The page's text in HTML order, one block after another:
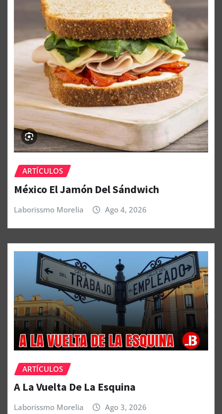
ARTÍCULOS
México El Jamón Del Sándwich
Laborissmo Morelia Ago 4, 2026
ARTÍCULOS
A La Vuelta De La Esquina
Laborissmo Morelia Ago 3, 2026